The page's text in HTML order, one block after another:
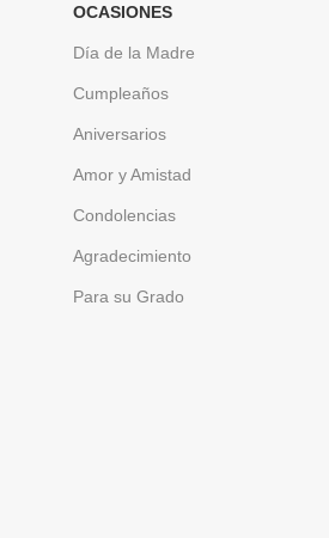
OCASIONES
Día de la Madre
Cumpleaños
Aniversarios
Amor y Amistad
Condolencias
Agradecimiento
Para su Grado